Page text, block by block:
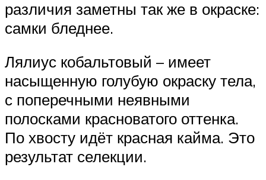
различия заметны так же в окраске:
самки бледнее.
Лялиус кобальтовый – имеет
насыщенную голубую окраску тела,
с поперечными неявными
полосками красноватого оттенка.
По хвосту идёт красная кайма. Это
результат селекции.